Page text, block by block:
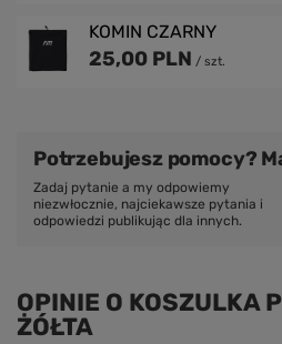
KOMIN CZARNY
25,00 PLN / szt.
Potrzebujesz pomocy?
Zadaj pytanie a my odpowiemy
niezwłocznie, najciekawsze pytania i
odpowiedzi publikując dla innych.
OPINIE O KOSZULKA
ŻÓŁTA